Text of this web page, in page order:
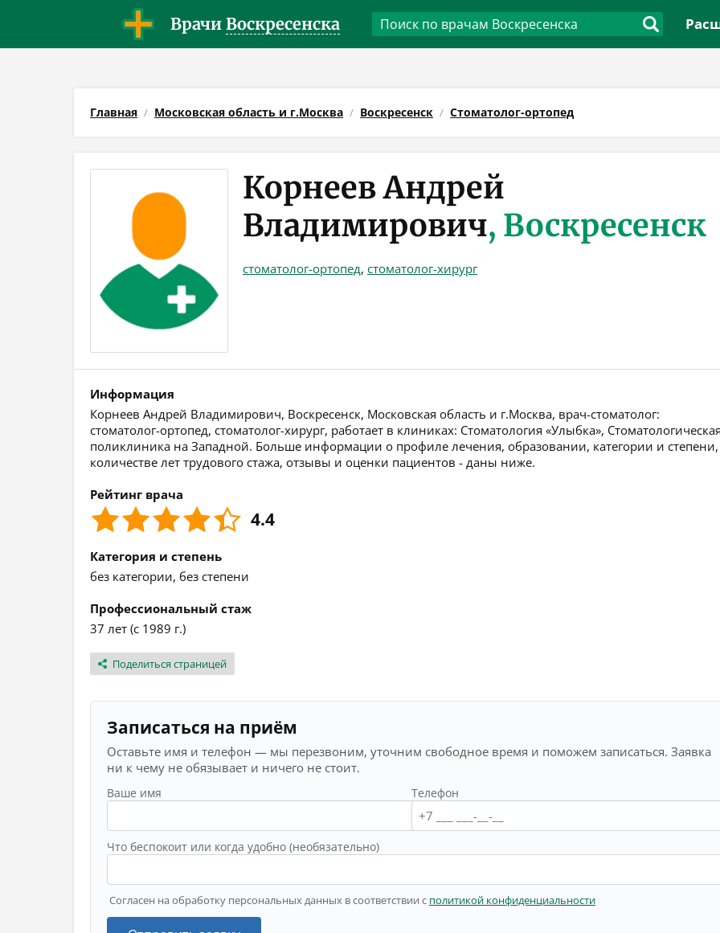
Врачи Воскресенска
Главная Московская область и г.Москва Воскресенск Стоматолог-ортопед
Корнеев Андрей
Владимирович, Воскресенск
стоматолог-ортопед, стоматолог-хирург
Информация
Корнеев Андрей Владимирович, Воскресенск, Московская область и г.Москва, врач-стоматолог:
стоматолог-ортопед, стоматолог-хирург, работает в клиниках: Стоматология «Улыбка»,
поликлиника на Западной. Больше информации о профиле лечения, образовании, категории и степени,
количестве лет трудового стажа, отзывы и оценки пациентов - даны ниже.
Рейтинг врача
4.4
Категория и степень
без категории, без степени
Профессиональный стаж
37 лет (с 1989 г.)
Поделиться страницей
Записаться на приём
Оставьте имя и телефон — мы перезвоним, уточним свободное время и поможем записаться. Заявка
ни к чему не обязывает и ничего не стоит.
Ваше имя Телефон
Что беспокоит или когда удобно (необязательно)
Согласен на обработку персональных данных в соответствии с политикой конфиденциальности